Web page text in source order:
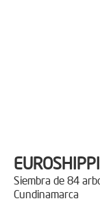
Siembra de 84
Cundinamarca